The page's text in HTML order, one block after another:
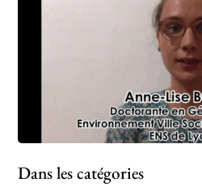
Dans les catégories